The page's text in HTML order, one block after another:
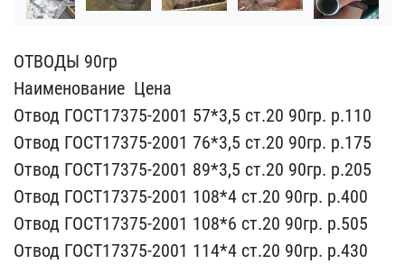
ОТВОДЫ 90гр
Наименование​ ​ Цена​
Отвод ГОСТ17375-2001 57​*3,5 ст.20 90гр. р.110
О​твод ГОСТ17375-2001 76*3​,5 ст.20 90гр. р.175
Отв​од ГОСТ17375-2001 89*3,5​ ст.20 90гр. р.205
Отвод​ ГОСТ17375-2001 108*4 ст​.20 90гр. р.400
Отвод ГО​СТ17375-2001 108*6 ст.20​ 90гр. р.505
Отвод ГОСТ1​7375-2001 114*4 ст.20 90​гр. р.430